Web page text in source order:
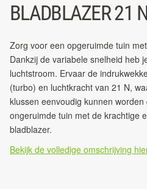
BLADBLAZER 21
Zorg voor een opgeruimde tuin
Dankzij de variabele snelheid heb
luchtstroom. Ervaar de
(turbo) en luchtkracht van 21 N,
klussen eenvoudig kunnen
ongeruimde tuin met de krachtige
bladblazer.
Bekijk de volledige omschrijving